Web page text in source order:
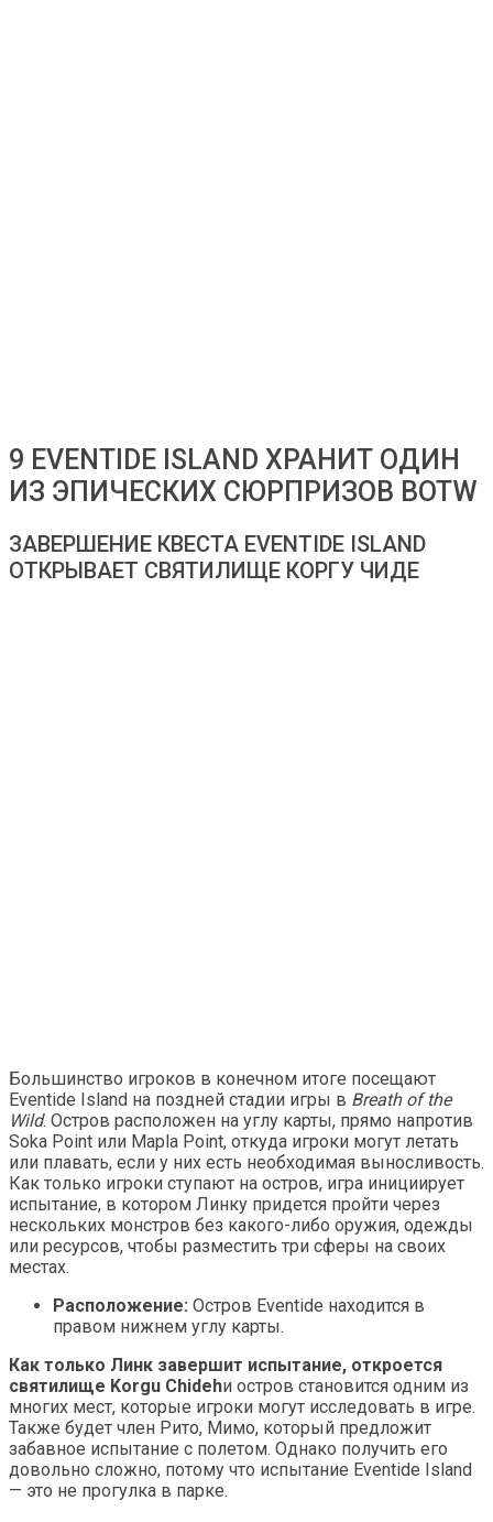
9 EVENTIDE ISLAND ХРАНИТ ОДИН
ИЗ ЭПИЧЕСКИХ СЮРПРИЗОВ BOTW
ЗАВЕРШЕНИЕ КВЕСТА EVENTIDE ISLAND
ОТКРЫВАЕТ СВЯТИЛИЩЕ КОРГУ ЧИДЕ
Большинство игроков в конечном итоге посещают
Eventide Island на поздней стадии игры в Breath of the
Wild. Остров расположен на углу карты, прямо напротив
Soka Point или Mapla Point, откуда игроки могут летать
или плавать, если у них есть необходимая выносливость.
Как только игроки ступают на остров, игра инициирует
испытание, в котором Линку придется пройти через
нескольких монстров без какого-либо оружия, одежды
или ресурсов, чтобы разместить три сферы на своих
местах.
Расположение: Остров Eventide находится в
правом нижнем углу карты.
Как только Линк завершит испытание, откроется
святилище Korgu Chidehи остров становится одним из
многих мест, которые игроки могут исследовать в игре.
Также будет член Рито, Мимо, который предложит
забавное испытание с полетом. Однако получить его
довольно сложно, потому что испытание Eventide Island
— это не прогулка в парке.